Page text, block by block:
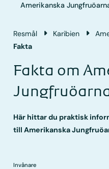
Amerikanska
Resmål Karibien
Fakta
Fakta om
Här hittar du praktisk
till Amerikanska
Invånare